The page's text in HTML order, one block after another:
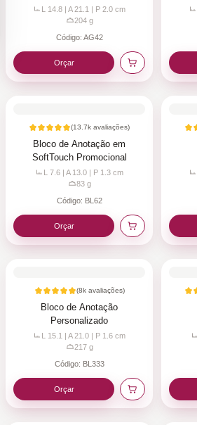
L 14.8 | A 21.1 | P 2.0 cm
204g
Código: AG42
Orçar
(13.7k avaliações)
Bloco de Anotação em
SoftTouch Promocional
L 7.6 | A 13.0 | P 1.3 cm
83g
Código: BL62
Orçar
(8kavaliações)
Bloco de Anotação
Personalizado
L 15.1 | A 21.0 | P 1.6 cm
217g
Código: BL333
Orçar